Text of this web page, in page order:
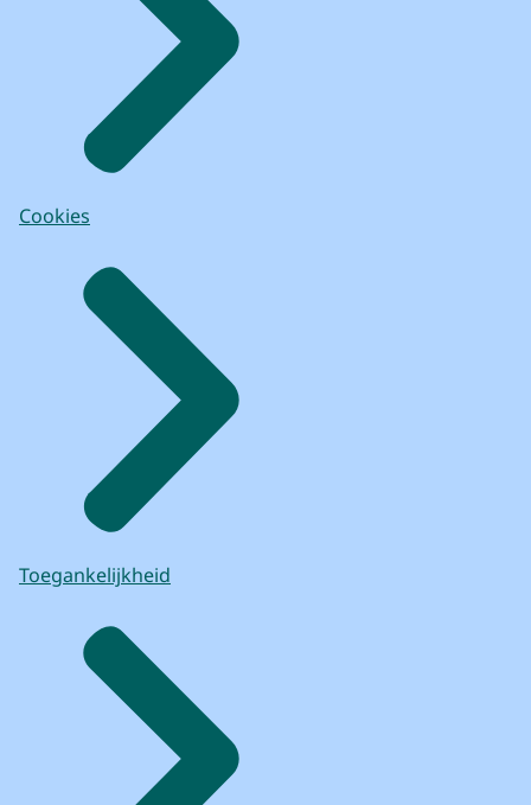
Cookies
Toegankelijkheid